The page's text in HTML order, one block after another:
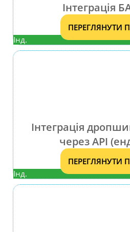
Інтеграція
ПЕРЕГЛЯНУТИ
Інд.
Інтеграція
через API
ПЕРЕГЛЯНУТИ
Інд.